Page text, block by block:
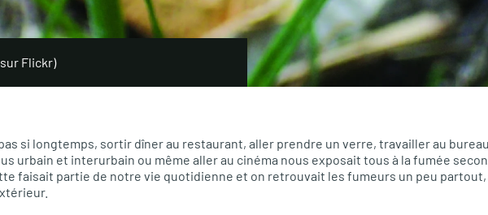
Flickr)
pas si longtemps, sortir dîner au restaurant, aller prendre un verre, travailler au
urbain et interurbain ou même aller au cinéma nous exposait tous à la fumée
faisait partie de notre vie quotidienne et on retrouvait les fumeurs un peu partout,